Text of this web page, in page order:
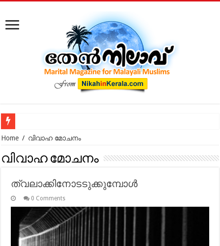
Home / വിവാഹ മോചനം
വിവാഹ മോചനം
ത്വലാക്കിനോടടുക്കുമ്പോള്‍
0 Comments